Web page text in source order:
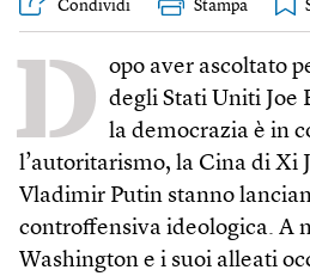
Condividi Stampa
D opo aver ascoltato
degli Stati Uniti Joe
la democrazia è in
l’autoritarismo, la Cina di Xi
Vladimir Putin stanno
controffensiva ideologica. A
Washington e i suoi alleati